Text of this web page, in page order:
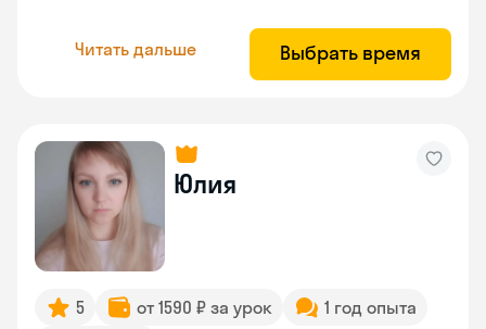
Читать дальше Выбрать время
Юлия
5 от 1590 ₽ за урок
1 год опыта